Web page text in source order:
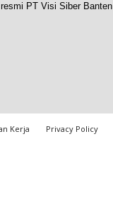
PT Visi Siber Banten
Kerja Privacy Policy